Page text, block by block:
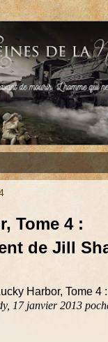
Tome 4 :
de Jill
17 janvier 2013